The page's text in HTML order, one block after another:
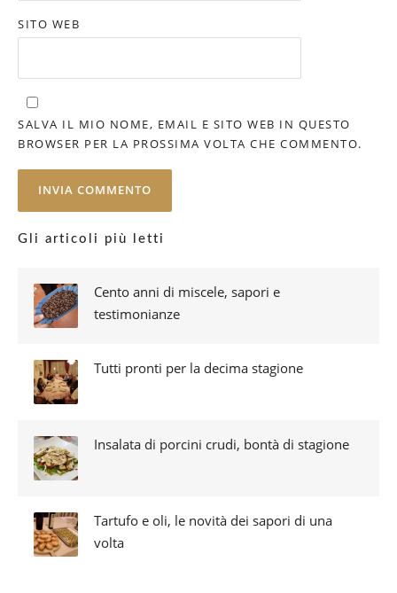
SITO WEB
SALVA IL MIO NOME, EMAIL E SITO WEB IN QUESTO
BROWSER PER LA PROSSIMA VOLTA CHE COMMENTO.
Gli articoli più letti
Cento anni di miscele, sapori e
testimonianze
Tutti pronti per la decima stagione
Insalata di porcini crudi, bontà di stagione
Tartufo e oli, le novità dei sapori di una
volta